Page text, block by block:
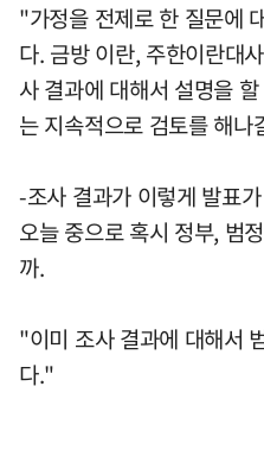
"가정을 전제로 한 질문에
다. 금방 이란, 주한이란대
사 결과에 대해서 설명을
는 지속적으로 검토를 해나
-조사 결과가 이렇게 발표
오늘 중으로 혹시 정부, 범
까.
"이미 조사 결과에 대해서
다."